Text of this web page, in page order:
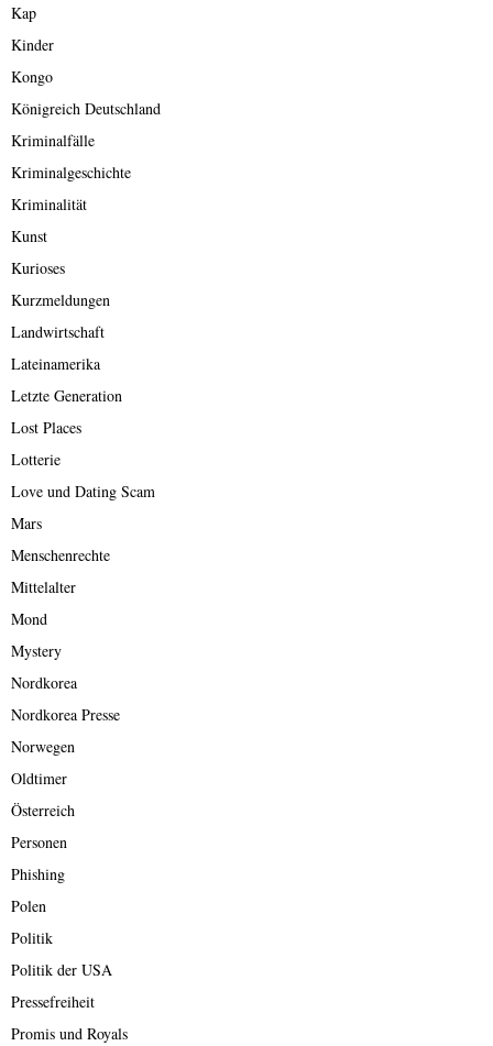
Kap
Kinder
Kongo
Königreich Deutschland
Kriminalfälle
Kriminalgeschichte
Kriminalität
Kunst
Kurioses
Kurzmeldungen
Landwirtschaft
Lateinamerika
Letzte Generation
Lost Places
Lotterie
Love und Dating Scam
Mars
Menschenrechte
Mittelalter
Mond
Mystery
Nordkorea
Nordkorea Presse
Norwegen
Oldtimer
Österreich
Personen
Phishing
Polen
Politik
Politik der USA
Pressefreiheit
Promis und Royals